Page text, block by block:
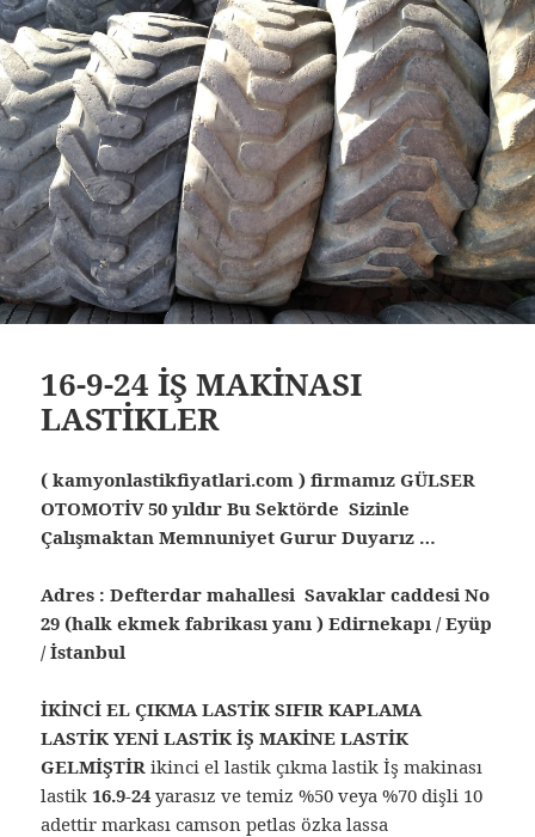
16-9-24 İŞ MAKİNASI
LASTİKLER
( kamyonlastikfiyatlari.com ) firmamız GÜLSER
OTOMOTİV 50 yıldır Bu Sektörde Sizinle
Çalışmaktan Memnuniyet Gurur Duyarız …
Adres : Defterdar mahallesi Savaklar caddesi No
29 (halk ekmek fabrikası yanı ) Edirnekapı / Eyüp
/ İstanbul
İKİNCİ EL ÇIKMA LASTİK SIFIR KAPLAMA
LASTİK YENİ LASTİK İŞ MAKİNE LASTİK
GELMİŞTİRikinci el lastik çıkma lastik İş makinası
lastik16.9-24 yarasız ve temiz %50 veya %70 dişli 10
adettir markası camson petlas özka lassa